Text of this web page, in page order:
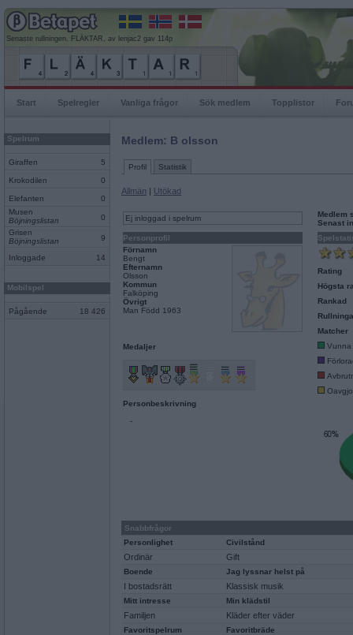
Senaste rullningen, FLÄKTAR, av lenjac2 gav 114p
Start Spelregler Vanliga frågor Sök medlem Topplistor
Spelrum
Giraffen 5
Krokodilen 0
Elefanten
0
Musen
Böjningslistan
0
Grisen
Böjningslistan
9
Inloggade 14
Mobilspel
Pågående 18 426
Medlem: B olsson
Profil Statistik
Allmän | Utökad
Ej inloggad i spelrum
Personprofil
Förnamn
Bengt
Efternamn
Olsson
Kommun
Falköping
Övrigt
Man Född 1963
Medaljer
Personbeskrivning
-
Medlem
Senast
Rating
Högsta
Rankad
Matcher
Vunna
Snabbfrågor
Personlighet
Civilstånd
Ordinär Gift
Boende Jag lyssnar helst på
I bostadsrätt Klassisk musik
Mitt intresse Min klädstil
Familjen Kläder efter väder
Favoritspelrum Favoritbräde